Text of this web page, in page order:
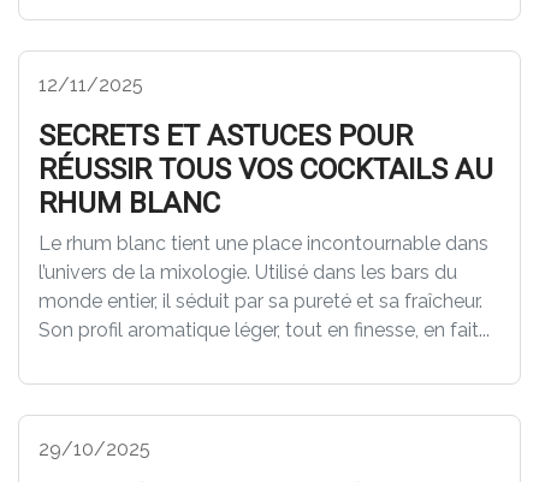
12/11/2025
SECRETS ET ASTUCES POUR
RÉUSSIR TOUS VOS COCKTAILS AU
RHUM BLANC
Le rhum blanc tient une place incontournable dans
l’univers de la mixologie. Utilisé dans les bars du
monde entier, il séduit par sa pureté et sa fraîcheur.
Son profil aromatique léger, tout en finesse, en fait...
29/10/2025